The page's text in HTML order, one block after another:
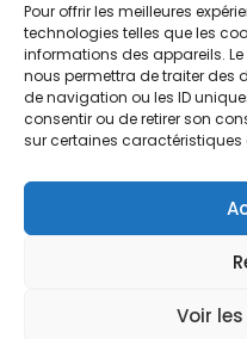
Pour offrir les meilleures
technologies telles que les
informations des appareils.
nous permettra de traiter des
de navigation ou les ID
consentir ou de retirer son
sur certaines caractéristiques
Voir
Ouverture sur rendez-vous
Service de peinture et
Préparation des
CGV
Qui sommes-nous ?
Qui sommes-nous